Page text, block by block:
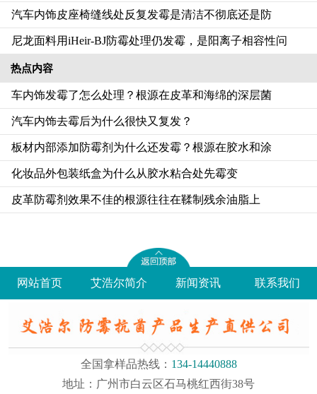
汽车内饰皮座椅缝线处反复发霉是清洁不彻底还是防
尼龙面料用iHeir-BJ防霉处理仍发霉，是阳离子相容性问
热点内容
车内饰发霉了怎么处理？根源在皮革和海绵的深层菌
汽车内饰去霉后为什么很快又复发？
板材内部添加防霉剂为什么还发霉？根源在胶水和涂
化妆品外包装纸盒为什么从胶水粘合处先霉变
皮革防霉剂效果不佳的根源往往在鞣制残余油脂上
网站首页 艾浩尔简介 新闻资讯 联系我们
全国拿样品热线： 134-14440888
地址：广州市白云区石马桃红西街38号